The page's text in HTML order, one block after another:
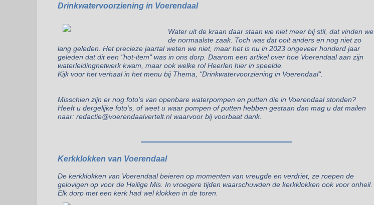
Drinkwatervoorziening in Voerendaal
Water uit de kraan daar staan we niet meer bij stil, dat vinden we
de normaalste zaak. Toch was dat ooit anders en nog niet zo
lang geleden. Het precieze jaartal weten we niet, maar het is nu in 2023 ongeveer honderd jaar
geleden dat dit een "hot-item" was in ons dorp. Daarom een artikel over hoe Voerendaal aan zijn
waterleidingnetwerk kwam, maar ook welke rol Heerlen hier in speelde.
Kijk voor het verhaal in het menu bij Thema, "Drinkwatervoorziening in Voerendaal".
Misschien zijn er nog foto's van openbare waterpompen en putten die in Voerendaal stonden?
Heeft u dergelijke foto's, of weet u waar pompen of putten hebben gestaan dan mag u dat mailen
naar: redactie@voerendaalvertelt.nl waarvoor bij voorbaat dank.
Kerkklokken van Voerendaal
De kerkklokken van Voerendaal beieren op momenten van vreugde en verdriet, ze roepen de
gelovigen op voor de Heilige Mis. In vroegere tijden waarschuwden de kerkklokken ook voor onheil.
Elk dorp met een kerk had wel klokken in de toren.